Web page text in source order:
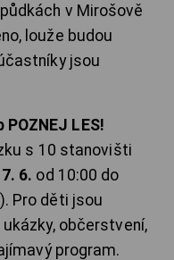
v Mirošově
louže budou
jsou
LES!
s 10 stanovišti
7. 6. od 10:00 do
Pro děti jsou
občerstvení,
program.